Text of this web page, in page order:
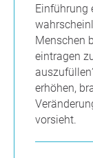
Einführung
Menschen
eintragen
erhöhen,
vorsieht.